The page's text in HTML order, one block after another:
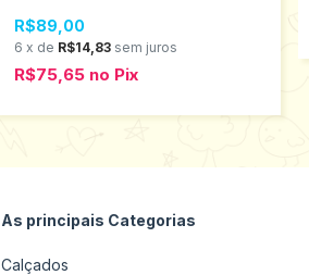
R$89,00
6 x de R$14,83 sem juros
R$75,65 no Pix
As principais Categorias
Calçados